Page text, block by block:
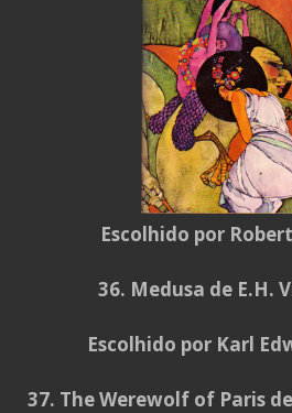
Escolhido por
36. Medusa de E.H.
Escolhido por Karl
37. The Werewolf of Paris